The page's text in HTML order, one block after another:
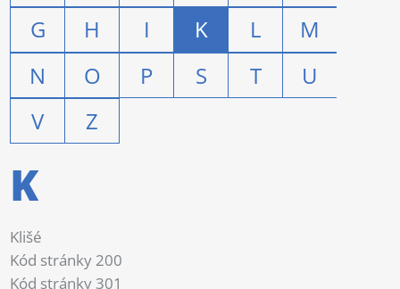
G
H I K L
M
N
O P S T
U
V
Z
K
Klišé
Kód stránky 200
Kód stránky 301